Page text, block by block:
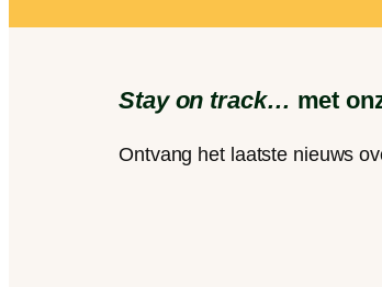
Stay on track… met
Ontvang het laatste nieuws